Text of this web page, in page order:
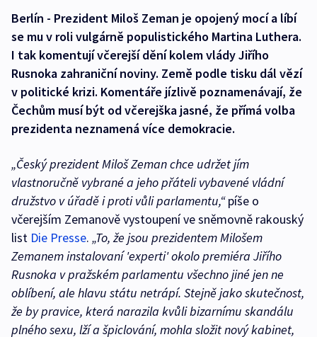
Berlín - Prezident Miloš Zeman je opojený mocí a líbí
se mu v roli vulgárně populistického Martina Luthera.
I tak komentují včerejší dění kolem vlády Jiřího
Rusnoka zahraniční noviny. Země podle tisku dál vězí
v politické krizi. Komentáře jízlivě poznamenávají, že
Čechům musí být od včerejška jasné, že přímá volba
prezidenta neznamená více demokracie.
„Český prezident Miloš Zeman chce udržet jím
vlastnoručně vybrané a jeho přáteli vybavené vládní
družstvo v úřadě i proti vůli parlamentu,“píše o
včerejším Zemanově vystoupení ve sněmovně rakouský
list Die Presse. „To, že jsou prezidentem Milošem
Zemanem instalovaní 'experti' okolo premiéra Jiřího
Rusnoka v pražském parlamentu všechno jiné jen ne
oblíbení, ale hlavu státu netrápí. Stejně jako skutečnost,
že by pravice, která narazila kvůli bizarnímu skandálu
plného sexu, lží a špiclování, mohla složit nový kabinet,